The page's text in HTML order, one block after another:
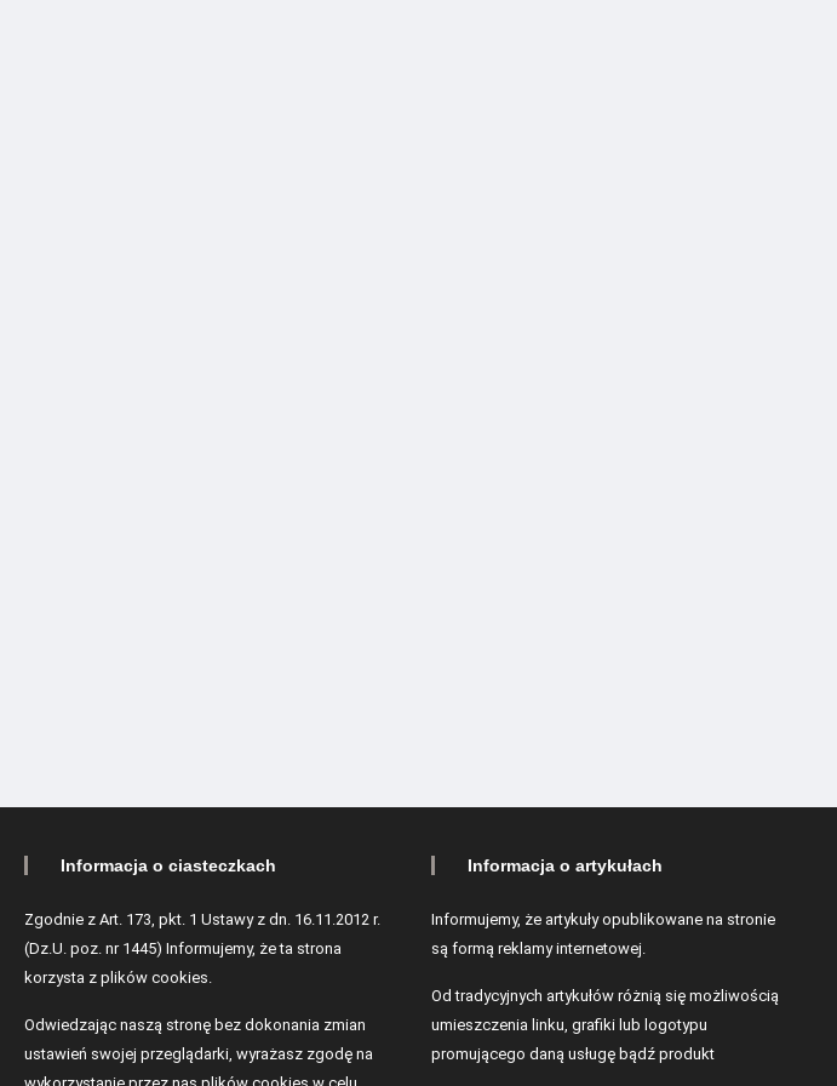
Informacja o ciasteczkach
Zgodnie z Art. 173, pkt. 1 Ustawy z dn. 16.11.2012 r.
(Dz.U. poz. nr 1445) Informujemy, że ta strona
korzysta z plików cookies.
Odwiedzając naszą stronę bez dokonania zmian
ustawień swojej przeglądarki, wyrażasz zgodę na
Informacja o artykułach
Informujemy, że artykuły opublikowane na stronie
są formą reklamy internetowej.
Od tradycyjnych artykułów różnią się możliwością
umieszczenia linku, grafiki lub logotypu
promującego daną usługę bądź produkt